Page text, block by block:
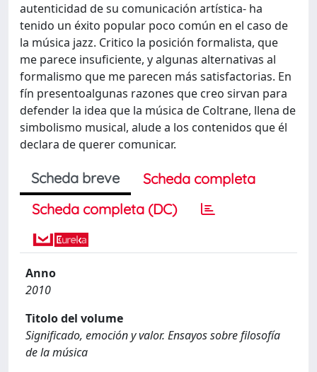
autenticidad de su comunicación artística- ha
tenido un éxito popular poco común en el caso de
la música jazz. Critico la posición formalista, que
me parece insuficiente, y algunas alternativas al
formalismo que me parecen más satisfactorias. En
fín presentoalgunas razones que creo sirvan para
defender la idea que la música de Coltrane, llena de
simbolismo musical, alude a los contenidos que él
declara de querer comunicar.
Scheda breve
Scheda completa
Scheda completa (DC)
Anno
2010
Titolo del volume
Significado, emoción y valor. Ensayos sobre filosofía
de la música